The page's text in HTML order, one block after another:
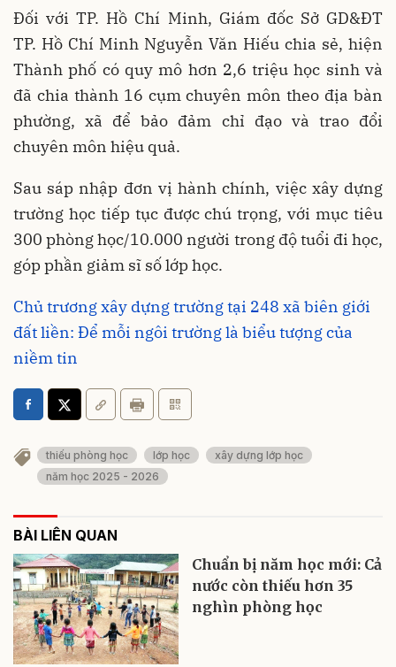
Đối với TP. Hồ Chí Minh, Giám đốc Sở GD&ĐT
TP. Hồ Chí Minh Nguyễn Văn Hiếu chia sẻ, hiện
Thành phố có quy mô hơn 2,6 triệu học sinh và
đã chia thành 16 cụm chuyên môn theo địa bàn
phường, xã để bảo đảm chỉ đạo và trao đổi
chuyên môn hiệu quả.
Sau sáp nhập đơn vị hành chính, việc xây dựng
trường học tiếp tục được chú trọng, với mục tiêu
300 phòng học/10.000 người trong độ tuổi đi học,
góp phần giảm sĩ số lớp học.
Chủ trương xây dựng trường tại 248 xã biên giới
đất liền: Để mỗi ngôi trường là biểu tượng của
niềm tin
thiếu phòng học lớp học
xây dựng lớp học
năm học 2025 - 2026
BÀI LIÊN QUAN
Chuẩn bị năm học mới: Cả
nước còn thiếu hơn 35
nghìn phòng học